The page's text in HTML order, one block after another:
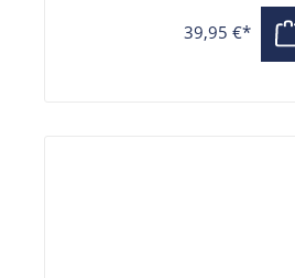
39,95 €*